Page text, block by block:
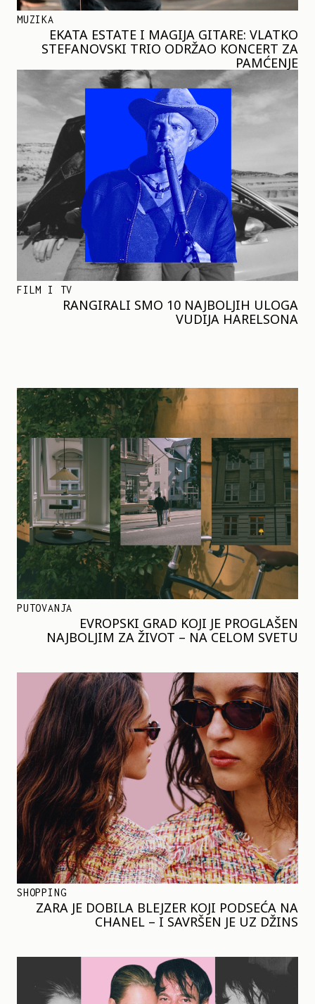
MUZIKA
EKATA ESTATE I MAGIJA GITARE: VLATKO
STEFANOVSKI TRIO ODRŽAO KONCERT ZA
PAMĆENJE
FILM I TV
RANGIRALI SMO 10 NAJBOLJIH ULOGA
VUDIJA HARELSONA
PUTOVANJA
EVROPSKI GRAD KOJI JE PROGLAŠEN
NAJBOLJIM ZA ŽIVOT – NA CELOM SVETU
SHOPPING
ZARA JE DOBILA BLEJZER KOJI PODSEĆA NA
CHANEL – I SAVRŠEN JE UZ DŽINS